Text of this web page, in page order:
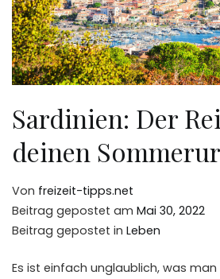
Sardinien: Der
deinen
Von freizeit-tipps.net
Beitrag gepostet am Mai 30, 2022
Beitrag gepostet in Leben
Es ist einfach unglaublich, was